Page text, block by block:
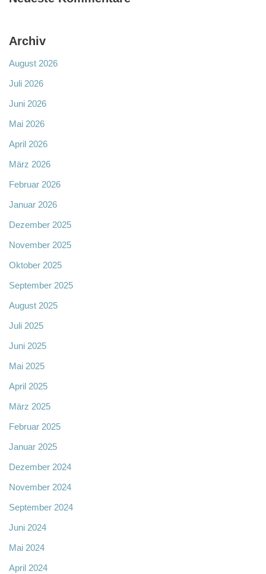
Archiv
August 2026
Juli 2026
Juni 2026
Mai 2026
April 2026
März 2026
Februar 2026
Januar 2026
Dezember 2025
November 2025
Oktober 2025
September 2025
August 2025
Juli 2025
Juni 2025
Mai 2025
April 2025
März 2025
Februar 2025
Januar 2025
Dezember 2024
November 2024
September 2024
Juni 2024
Mai 2024
April 2024